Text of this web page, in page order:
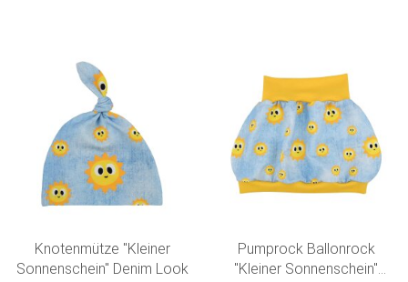
Knotenmütze "Kleiner
Sonnenschein" Denim Look
Pumprock Ballonrock
"Kleiner Sonnenschein"